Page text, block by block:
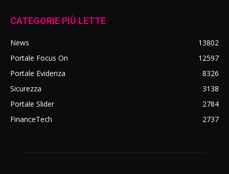
CATEGORIE PIÙ LETTE
News
13802
Portale Focus On
12597
Portale Evidenza
8326
Sicurezza
3138
Portale Slider
2784
FinanceTech
2737